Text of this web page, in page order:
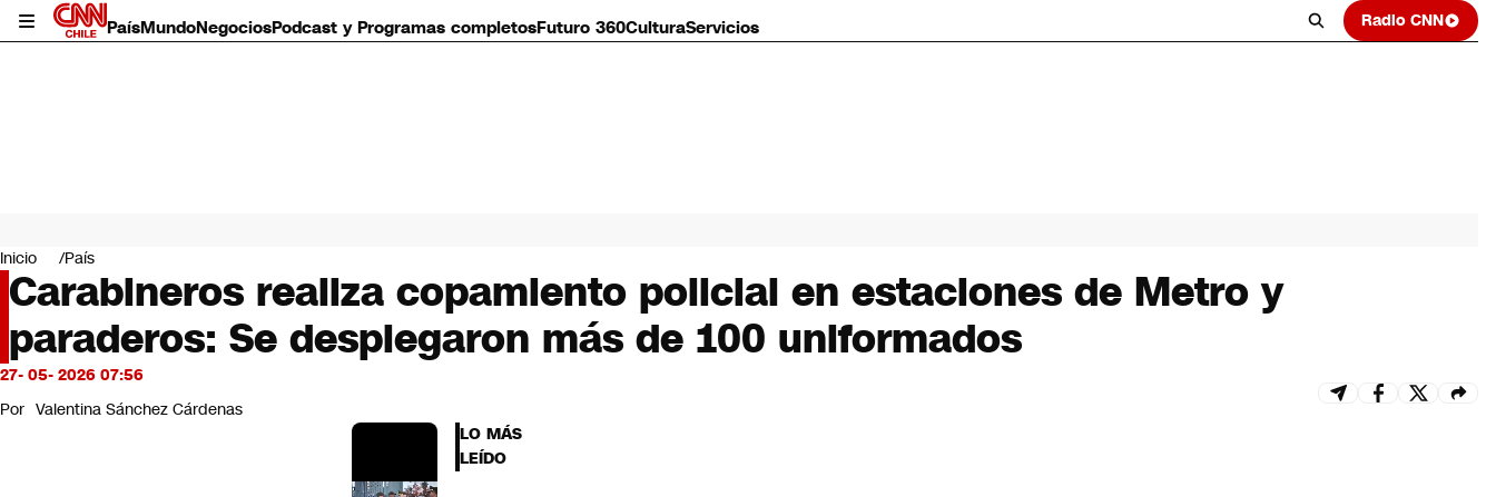
PaísMundoNegociosPodcast y Programas completosFuturo 360CulturaServicios Radio CNN
Mundo
Negocios
Deportes
Programas completos
Cultura
Servicios
Bits
CNN Data
Inicio País
Carabineros realiza copamiento policial en estaciones de Metro y
paraderos: Se desplegaron más de 100 uniformados
27- 05- 2026 07:56
Por Valentina Sánchez Cárdenas
LO MÁS
LEÍDO